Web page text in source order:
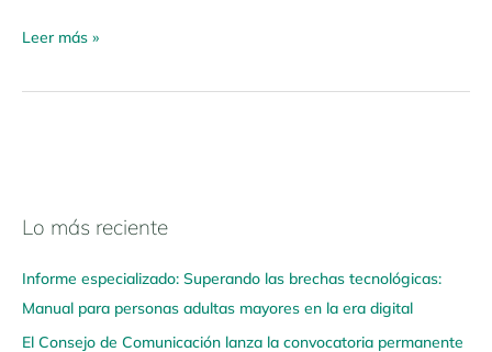
Leer más »
Lo más reciente
Informe especializado: Superando las brechas tecnológicas:
Manual para personas adultas mayores en la era digital
El Consejo de Comunicación lanza la convocatoria permanente
N
v
e
g